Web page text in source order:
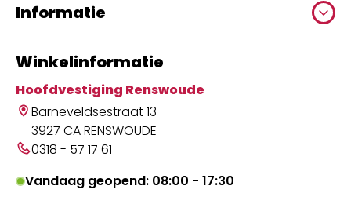
Informatie
Winkelinformatie
Hoofdvestiging Renswoude
Barneveldsestraat 13
3927 CA RENSWOUDE
0318 - 57 17 61
Vandaag geopend: 08:00 - 17:30